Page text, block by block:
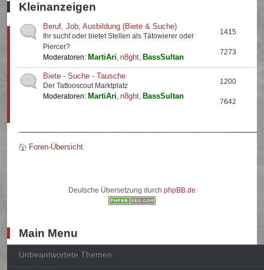
Kleinanzeigen
Beruf, Job, Ausbildung (Biete & Suche)
Ihr sucht oder bietet Stellen als Tätowierer oder
Piercer?
Moderatoren: MartiAri,n8ght, BassSultan
1415
7273
Biete - Suche - Tausche
Der Tattooscout Marktplatz
Moderatoren: MartiAri,n8ght, BassSultan
1200
7642
Foren-Übersicht
Deutsche Übersetzung durch phpBB.de
Main Menu
Unbeantwortete Themen